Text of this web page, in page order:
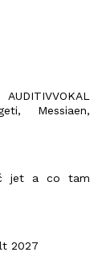
Messiaen,
jet a co tam
2027